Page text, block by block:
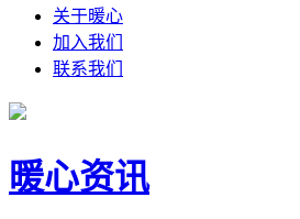
关于暖心
加入我们
联系我们
暖心资讯